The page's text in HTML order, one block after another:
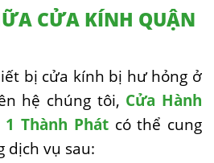
CỬA KÍNH QUẬN
bị cửa kính bị hư hỏng ở
hệ chúng tôi, Cửa Hành
Thành Phátcó thể cung
dịch vụ sau: